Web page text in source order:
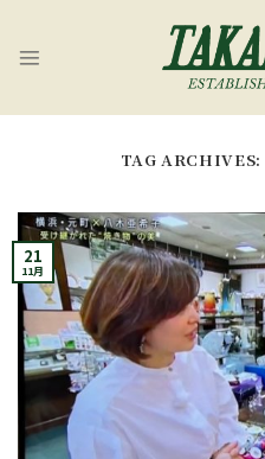
content
TAG ARCHIVES:
21
11月